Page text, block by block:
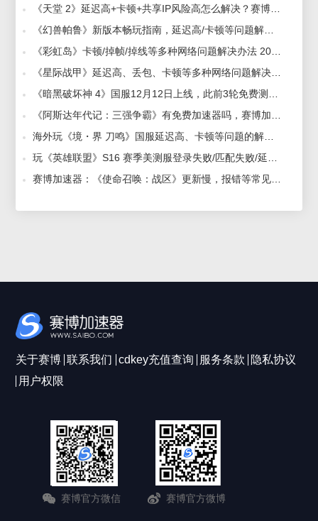
关于赛博 联系我们 cdkey充值查询 服务条款
隐私协议
用户权限
赛博官方微信 赛博官方微博